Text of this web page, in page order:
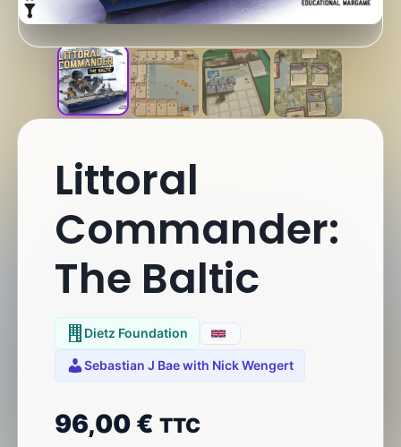
Littoral
Commander:
The Baltic
Dietz Foundation
Sebastian J Bae with Nick Wengert
96,00 € TTC